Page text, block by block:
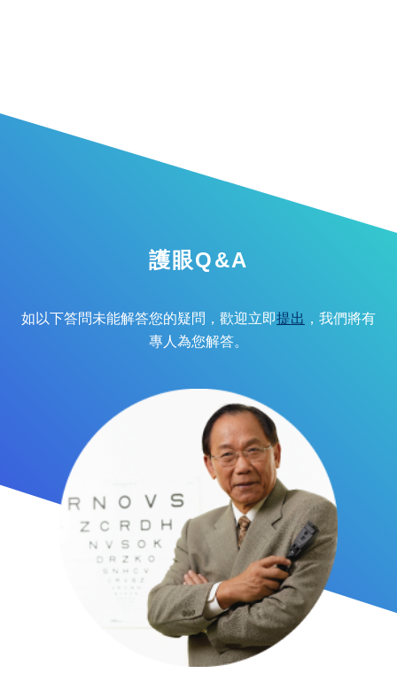
護眼Q&A
如以下答問未能解答您的疑問，歡迎立即提出 ，我們將有
專人為您解答。